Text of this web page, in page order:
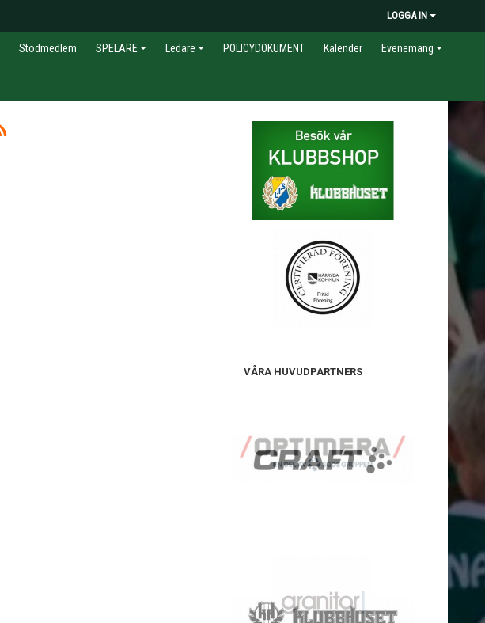
LOGGA IN
Stödmedlem SPELARE Ledare POLICYDOKUMENT Kalender Evenemang
VÅRA HUVUDPARTNERS